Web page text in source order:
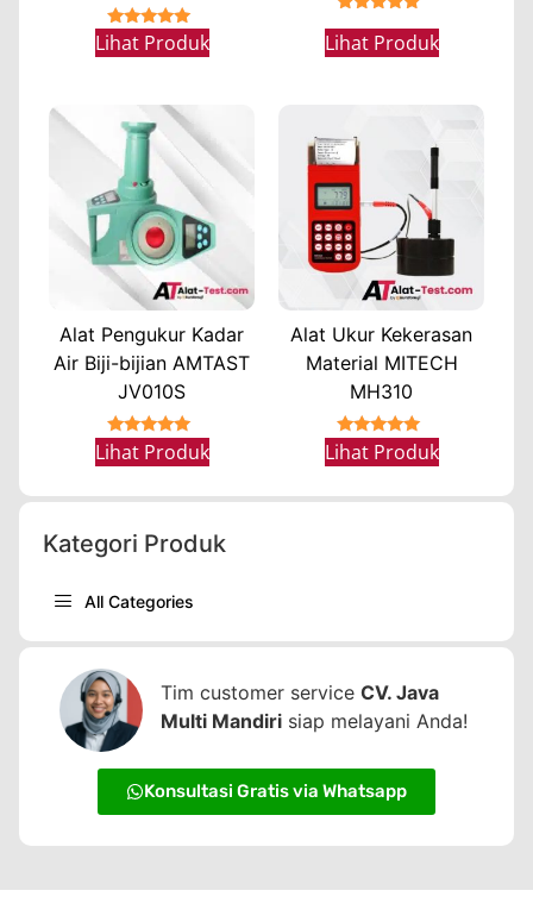
★★★★★
Lihat Produk Lihat Produk
Alat Pengukur Kadar
Air Biji-bijian AMTAST
JV010S
★★★★★
Lihat Produk
Alat Ukur Kekerasan
Material MITECH
MH310
★★★★★
Lihat Produk
Kategori Produk
All Categories
Tim customer service CV. Java
Multi Mandiri siap melayani Anda!
Konsultasi Gratis via Whatsapp